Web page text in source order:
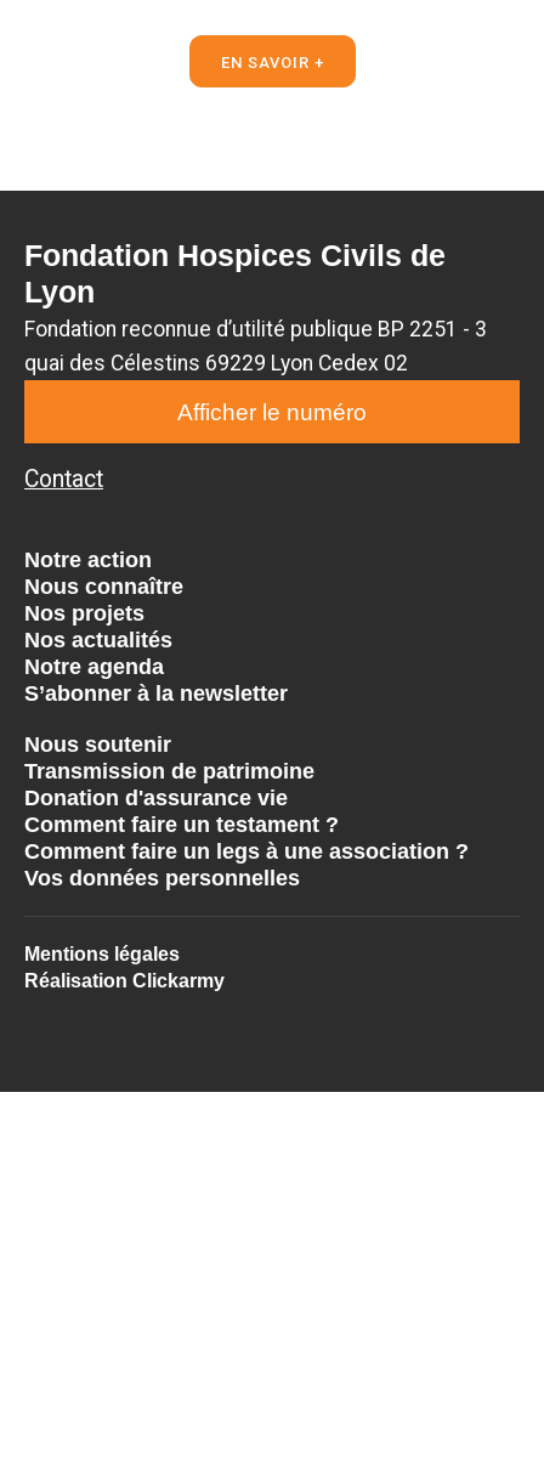
EN SAVOIR +
Fondation Hospices Civils de
Lyon
Fondation reconnue d’utilité publique BP 2251 - 3
quai des Célestins 69229 Lyon Cedex 02
Afficher le numéro
Contact
Notre action
Nous connaître
Nos projets
Nos actualités
Notre agenda
S’abonner à la newsletter
Nous soutenir
Transmission de patrimoine
Donation d'assurance vie
Comment faire un testament ?
Comment faire un legs à une association ?
Vos données personnelles
Mentions légales
Réalisation Clickarmy